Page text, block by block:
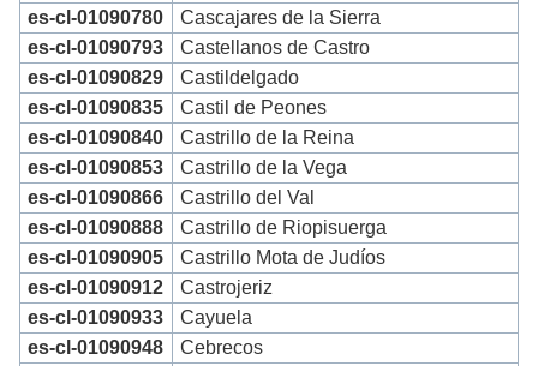
es-cl-01090780
Cascajares de la Sierra
es-cl-01090793
Castellanos de Castro
es-cl-01090829
Castildelgado
es-cl-01090835
Castil de Peones
es-cl-01090840
Castrillo de la Reina
es-cl-01090853
Castrillo de la Vega
es-cl-01090866
Castrillo del Val
es-cl-01090888
Castrillo de Riopisuerga
es-cl-01090905
Castrillo Mota de Judíos
es-cl-01090912
Castrojeriz
es-cl-01090933
Cayuela
es-cl-01090948
Cebrecos